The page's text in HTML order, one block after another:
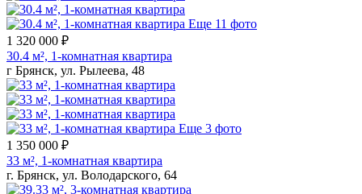
Еще 11 фото
1 320 000 ₽
30.4 м², 1-комнатная квартира
г Брянск, ул. Рылеева, 48
Еще 3 фото
1 350 000 ₽
33 м², 1-комнатная квартира
г. Брянск, ул. Володарского, 64